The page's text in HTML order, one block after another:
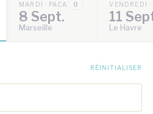
MARDI · PACA 0
8 Sept.
Marseille
VENDREDI
11
Le Havre
RÉINITIALISER